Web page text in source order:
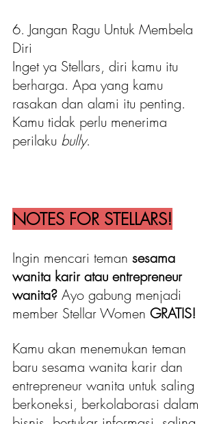
6. Jangan Ragu Untuk Membela
Diri
Inget ya Stellars, diri kamu itu
berharga. Apa yang kamu
rasakan dan alami itu penting.
Kamu tidak perlu menerima
perilaku bully.
NOTES FOR STELLARS!
Ingin mencari teman sesama
wanita karir atau entrepreneur
wanita? Ayo gabung menjadi
member Stellar Women GRATIS!
Kamu akan menemukan teman
baru sesama wanita karir dan
entrepreneur wanita untuk saling
berkoneksi, berkolaborasi dalam